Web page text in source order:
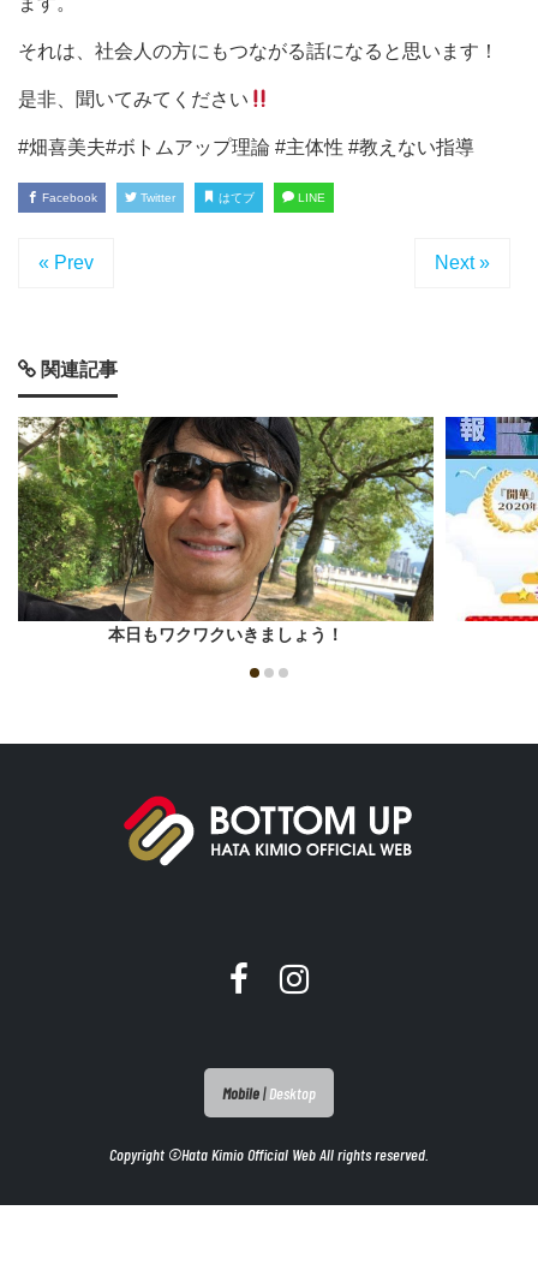
それは、社会人の方にもつながる話になると思います！
是非、聞いてみてください
#畑喜美夫#ボトムアップ理論 #主体性 #教えない指導
Facebook Twitter はてブ LINE
« Prev Next »
関連記事
本日もワクワクいきましょう！
Mobile|Desktop
Copyright ©Hata Kimio Official Web All rights reserved.